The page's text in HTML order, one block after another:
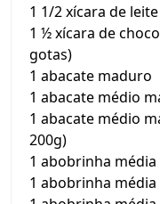
1 1/2 xícara de leite
1 ½ xícara de
gotas)
1 abacate maduro
1 abacate médio
1 abacate médio
200g)
1 abobrinha
1 abobrinha